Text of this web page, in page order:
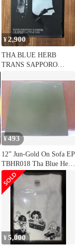
¥2,900
THA BLUE HERB
TRANS SAPPORO
¥493
12” Jun-Gold On Sofa EP
TBHR018 Tha Blue Herb
Record /00250
¥5,000